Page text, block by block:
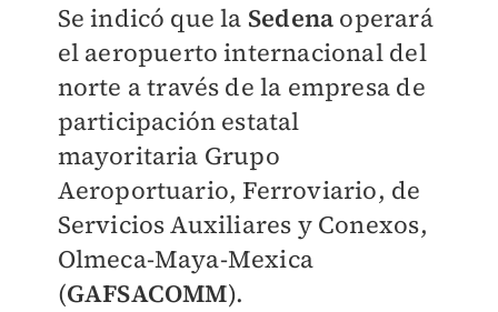
Se indicó que la Sedena operará
el aeropuerto internacional del
norte a través de la empresa de
participación estatal
mayoritaria Grupo
Aeroportuario, Ferroviario, de
Servicios Auxiliares y Conexos,
Olmeca-Maya-Mexica
(GAFSACOMM).